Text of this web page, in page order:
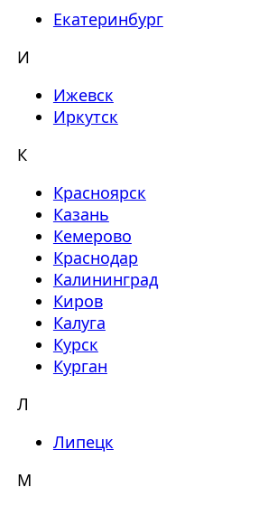
Екатеринбург
И
Ижевск
Иркутск
К
Красноярск
Казань
Кемерово
Краснодар
Калининград
Киров
Калуга
Курск
Курган
Л
Липецк
М